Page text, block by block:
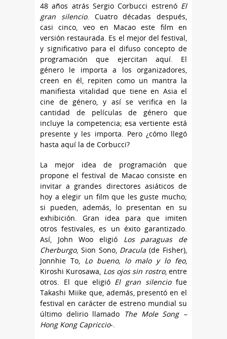
48 años atrás Sergio Corbucci estrenó El
gran silencio. Cuatro décadas después,
casi cinco, veo en Macao este film en
versión restaurada. Es el mejor del festival,
y significativo para el difuso concepto de
programación que ejercitan aquí. El
género le importa a los organizadores,
creen en él, repiten como un mantra la
manifiesta vitalidad que tiene en Asia el
cine de género, y así se verifica en la
cantidad de películas de género que
incluye la competencia; esa vertiente está
presente y les importa. Pero ¿cómo llegó
hasta aquí la de Corbucci?
La mejor idea de programación que
propone el festival de Macao consiste en
invitar a grandes directores asiáticos de
hoy a elegir un film que les guste mucho;
si pueden, además, lo presentan en su
exhibición. Gran idea para que imiten
otros festivales, es un éxito garantizado.
Así, John Woo eligió Los paraguas de
Cherburgo, Sion Sono, Dracula (de Fisher),
Jonnhie To, Lo bueno, lo malo y lo feo,
Kiroshi Kurosawa, Los ojos sin rostro, entre
otros. El que eligió El gran silenciofue
Takashi Miike que, además, presentó en el
festival en carácter de estreno mundial su
último delirio llamado The Mole Song –
Hong Kong Capriccio-.